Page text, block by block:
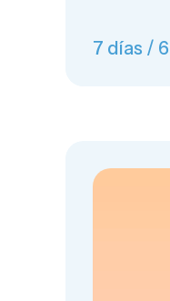
7 días /